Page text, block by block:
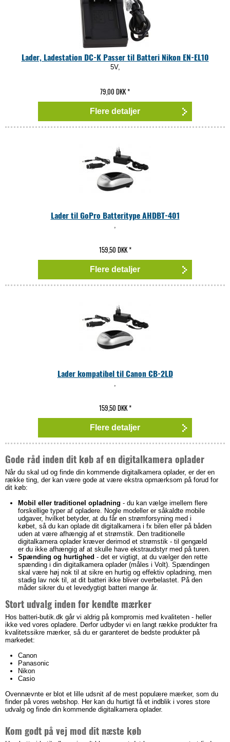
Lader, Ladestation DC-K Passer til Batteri Nikon EN-EL10
5V,
79,00 DKK*
Flere detaljer
Lader til GoPro Batteritype AHDBT-401
,
159,50 DKK*
Flere detaljer
Lader kompatibel til Canon CB-2LD
,
159,50 DKK*
Flere detaljer
Gode råd inden dit køb af en digitalkamera oplader
Når du skal ud og finde din kommende digitalkamera oplader, er der en
række ting, der kan være gode at være ekstra opmærksom på forud for
dit køb:
Mobil eller traditionel opladning - du kan vælge imellem flere
forskellige typer af opladere. Nogle modeller er såkaldte mobile
udgaver, hvilket betyder, at du får en strømforsyning med i
købet, så du kan oplade dit digitalkamera i fx bilen eller på båden
uden at være afhængig af et strømstik. Den traditionelle
digitalkamera oplader kræver derimod et strømstik - til gengæld
er du ikke afhængig af at skulle have ekstraudstyr med på turen.
Spænding og hurtighed - det er vigtigt, at du vælger den rette
spænding i din digitalkamera oplader (måles i Volt). Spændingen
skal være høj nok til at sikre en hurtig og effektiv opladning, men
stadig lav nok til, at dit batteri ikke bliver overbelastet. På den
måder sikrer du et levedygtigt batteri mange år.
Stort udvalg inden for kendte mærker
Hos batteri-butik.dk går vi aldrig på kompromis med kvaliteten - heller
ikke ved vores opladere. Derfor udbyder vi en langt række produkter fra
kvalitetssikre mærker, så du er garanteret de bedste produkter på
markedet:
Canon
Panasonic
Nikon
Casio
Ovennævnte er blot et lille udsnit af de mest populære mærker, som du
finder på vores webshop. Her kan du hurtigt få et indblik i vores store
udvalg og finde din kommende digitalkamera oplader.
Kom godt på vej mod dit næste køb